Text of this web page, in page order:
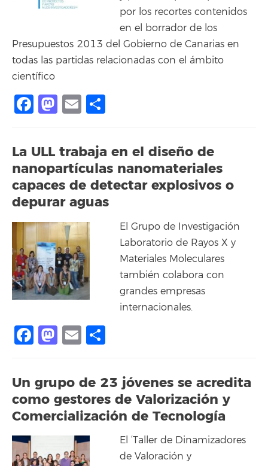
por los recortes contenidos
en el borrador de los
Presupuestos 2013 del Gobierno de Canarias en
todas las partidas relacionadas con el ámbito
científico
Facebook
Mastodon
Email
La ULL trabaja en el diseño de
nanopartículas nanomateriales
capaces de detectar explosivos o
depurar aguas
El Grupo de Investigación
Laboratorio de Rayos X y
Materiales Moleculares
también colabora con
grandes empresas
internacionales.
Facebook
Mastodon
Email
Un grupo de 23 jóvenes se acredita
como gestores de Valorización y
Comercialización de Tecnología
El ‘Taller de Dinamizadores
de Valoración y